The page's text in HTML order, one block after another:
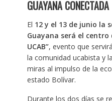
GUAYANA CONECTADA
El 12 y el 13 de junio la
Guayana será el centro
UCAB”, evento que
la comunidad ucabista y
miras al impulso de la
estado Bolívar.
Durante los dos días se